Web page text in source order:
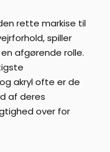
rette markise til
spiller
afgørende rolle.
akryl ofte er de
af deres
over for